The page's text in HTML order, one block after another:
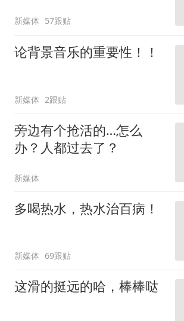
新媒体 57跟贴
论背景音乐的重要性！！
新媒体 2跟贴
旁边有个抢活的…怎么
办？人都过去了？
新媒体
多喝热水，热水治百病！
新媒体 69跟贴
这滑的挺远的哈，棒棒哒